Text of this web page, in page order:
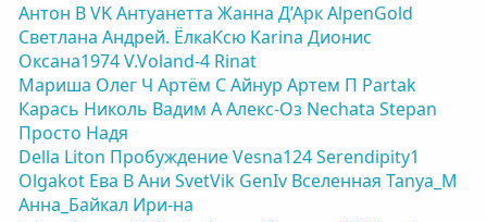
Антон ВVKАнтуанетта Жанна Д’АркAlpenGold
Светлана Андрей. ЁлкаКсю Karinа Дионис
Оксана1974V.Voland-4 Rinat
Мариша Олег Ч Артём САйнур Артем П Partak
Карась Николь Вадим ААлекс-Оз Nechata Stepan
Просто Надя
Della Liton ПробуждениеVesna124Serendipity1
Olgakot Ева ВАни SvetVik GenIv Вселенная Tanya_M
Анна_Байкал Ири-на